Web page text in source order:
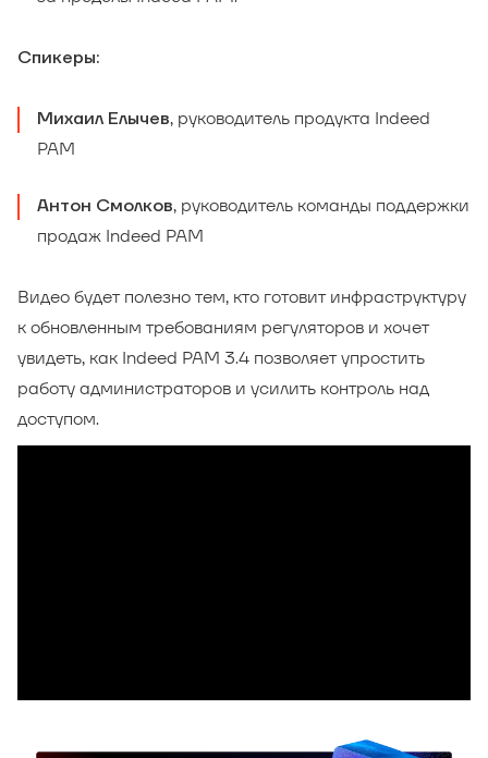
Спикеры:
Михаил Елычев, руководитель продукта Indeed
PAM
Антон Смолков, руководитель команды поддержки
продаж Indeed PAM
Видео будет полезно тем, кто готовит инфраструктуру
к обновленным требованиям регуляторов и хочет
увидеть, как Indeed PAM 3.4 позволяет упростить
работу администраторов и усилить контроль над
доступом.